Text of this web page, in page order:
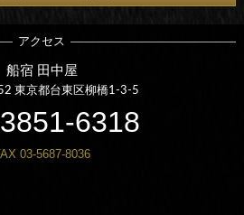
アクセス
船宿 田中屋
東京都台東区柳橋1-3-5
6318
03-5687-8036